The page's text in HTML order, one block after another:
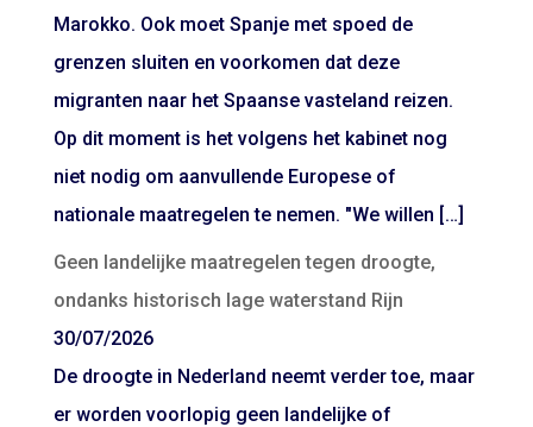
Marokko. Ook moet Spanje met spoed de
grenzen sluiten en voorkomen dat deze
migranten naar het Spaanse vasteland reizen.
Op dit moment is het volgens het kabinet nog
niet nodig om aanvullende Europese of
nationale maatregelen te nemen. "We willen […]
Geen landelijke maatregelen tegen droogte,
ondanks historisch lage waterstand Rijn
30/07/2026
De droogte in Nederland neemt verder toe, maar
er worden voorlopig geen landelijke of